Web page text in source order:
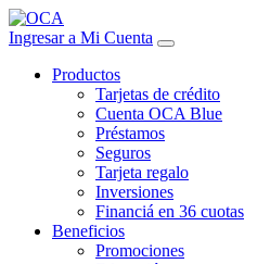
Ingresar a Mi Cuenta
Productos
Tarjetas de crédito
Cuenta OCA Blue
Préstamos
Seguros
Tarjeta regalo
Inversiones
Financiá en 36 cuotas
Beneficios
Promociones